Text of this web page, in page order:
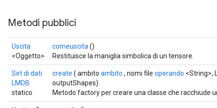
Metodi pubblici
Uscita
<Oggetto>
comeuscita ()
Restituisce la maniglia simbolica di un tensore.
Set di dati
LMDB
statico
create ( ambito ambito , nomi file operando <String>,
outputShapes)
Metodo factory per creare una classe che racchiude